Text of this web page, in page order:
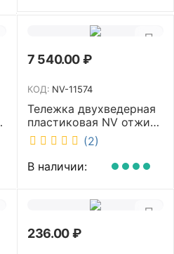
7 540.00₽
КОД: NV-11574
Тележка двухведерная
пластиковая NV отжим
2х23л NV-11574
(2)
В наличии:
236.00₽